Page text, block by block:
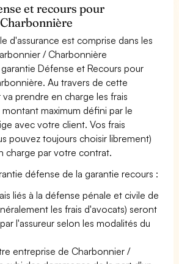
et recours pour
d'assurance est comprise dans les
/ Charbonnière
Défense et Recours pour
Au travers de cette
va prendre en charge les frais
montant maximum défini par le
avec votre client. Vos frais
pouvez toujours choisir librement)
charge par votre contrat.
défense de la garantie recours :
liés à la défense pénale et civile de
les frais d'avocats) seront
l'assureur selon les modalités du
entreprise de Charbonnier /